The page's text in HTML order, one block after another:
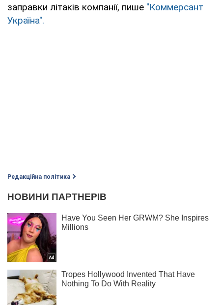
заправки літаків компанії, пише "Коммерсант
Україна".
Редакційна політика